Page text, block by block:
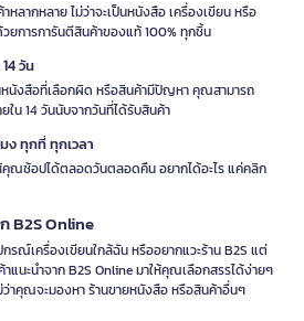
ลากหลาย ไม่ว่าจะเป็นหนังสือ เครื่องเขียน หรือ
ยการการันตีสินค้าของแท้ 100% ทุกชิ้น
วัน
นหนังสือที่เลือกผิด หรือสินค้ามีปัญหา คุณสามารถ
ใน 14 วันนับจากวันที่ได้รับสินค้า
ง ทุกที่ ทุกเวลา
คุณช้อปได้ตลอดวันตลอดคืน อยากได้อะไร แค่คลิก
B2S Online
รณ์เครื่องเขียนใกล้ฉัน หรืออยากแวะร้าน B2S แต่
าแนะนำจาก B2S Online มาให้คุณเลือกสรรได้ง่ายๆ
าคุณจะมองหา ร้านขายหนังสือ หรือสินค้าอื่นๆ